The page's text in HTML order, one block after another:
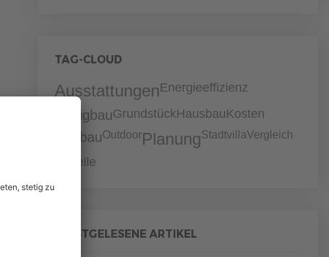
TAG-CLOUD
AusstattungenEnergieeffizienz
FertigbauGrundstückHausbauKosten
NeubauOutdoorPlanungStadtvillaVergleich
Vorteile
MEISTGELESENE ARTIKEL